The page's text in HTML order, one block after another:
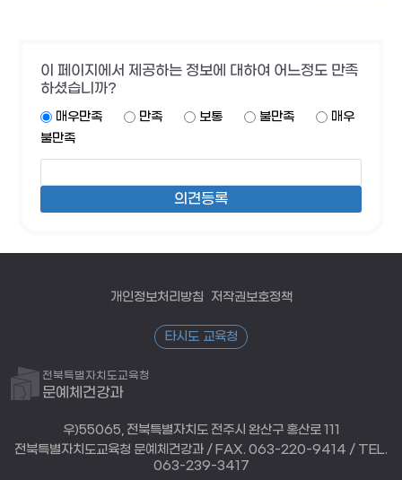
이 페이지에서 제공하는 정보에 대하여 어느정도 만족
하셨습니까?
매우만족 만족 보통 불만족
매우
불만족
개인정보처리방침 저작권보호정책
타시도 교육청
전북특별자치도교육청
문예체건강과
우)55065, 전북특별자치도 전주시 완산구 홍산로 111
전북특별자치도교육청 문예체건강과 / FAX. 063-220-9414 / TEL.
063-239-3417